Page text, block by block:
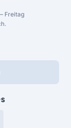
Freitag